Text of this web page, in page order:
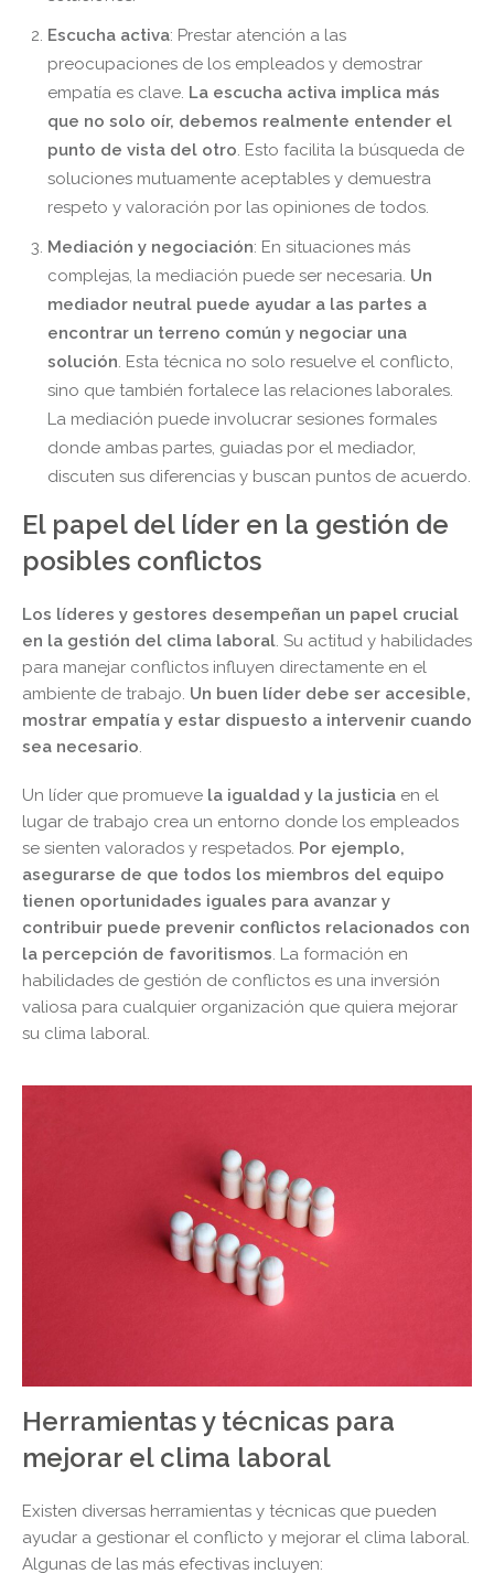
Escucha activa: Prestar atención a las
preocupaciones de los empleados y demostrar
empatía es clave. La escucha activa implica más
que no solo oír, debemos realmente entender el
punto de vista del otro. Esto facilita la búsqueda de
soluciones mutuamente aceptables y demuestra
respeto y valoración por las opiniones de todos.
Mediación y negociación: En situaciones más
complejas, la mediación puede ser necesaria. Un
mediador neutral puede ayudar a las partes a
encontrar un terreno común y negociar una
solución. Esta técnica no solo resuelve el conflicto,
sino que también fortalece las relaciones laborales.
La mediación puede involucrar sesiones formales
donde ambas partes, guiadas por el mediador,
discuten sus diferencias y buscan puntos de acuerdo.
El papel del líder en la gestión de
posibles conflictos
Los líderes y gestores desempeñan un papel crucial
en la gestión del clima laboral. Su actitud y habilidades
para manejar conflictos influyen directamente en el
ambiente de trabajo. Un buen líder debe ser accesible,
mostrar empatía y estar dispuesto a intervenir cuando
sea necesario.
Un líder que promueve la igualdad y la justicia en el
lugar de trabajo crea un entorno donde los empleados
se sienten valorados y respetados. Por ejemplo,
asegurarse de que todos los miembros del equipo
tienen oportunidades iguales para avanzar y
contribuir puede prevenir conflictos relacionados con
la percepción de favoritismos. La formación en
habilidades de gestión de conflictos es una inversión
valiosa para cualquier organización que quiera mejorar
su clima laboral.
Herramientas y técnicas para
mejorar el clima laboral
Existen diversas herramientas y técnicas que pueden
ayudar a gestionar el conflicto y mejorar el clima laboral.
Algunas de las más efectivas incluyen: